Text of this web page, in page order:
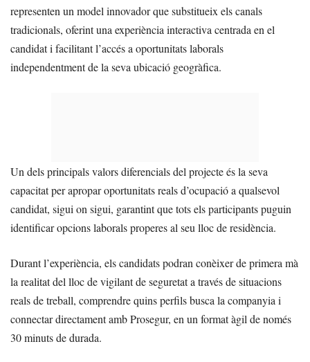
representen un model innovador que substitueix els canals
tradicionals, oferint una experiència interactiva centrada en el
candidat i facilitant l’accés a oportunitats laborals
independentment de la seva ubicació geogràfica.
Un dels principals valors diferencials del projecte és la seva
capacitat per apropar oportunitats reals d’ocupació a qualsevol
candidat, sigui on sigui, garantint que tots els participants puguin
identificar opcions laborals properes al seu lloc de residència.
Durant l’experiència, els candidats podran conèixer de primera mà
la realitat del lloc de vigilant de seguretat a través de situacions
reals de treball, comprendre quins perfils busca la companyia i
connectar directament amb Prosegur, en un format àgil de només
30 minuts de durada.